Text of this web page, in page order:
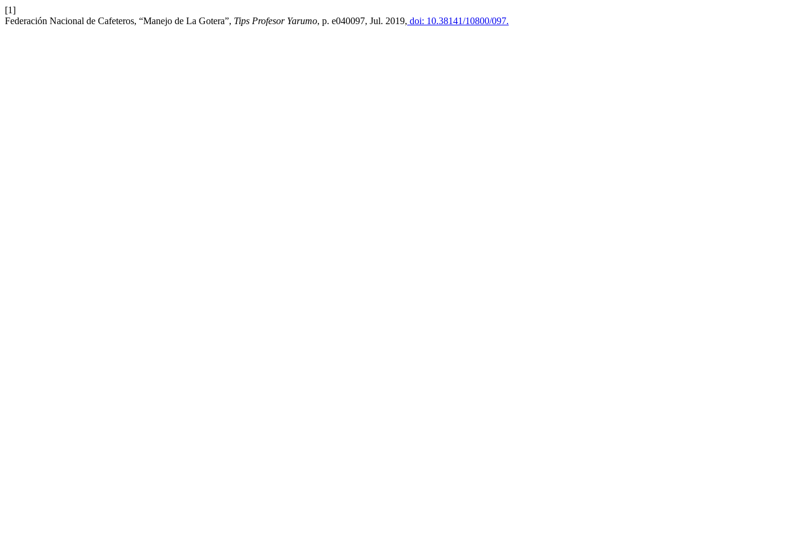
[1]
Federación Nacional de Cafeteros, “Manejo de La Gotera”, Tips Profesor Yarumo, p. e040097, Jul. 2019, doi: 10.38141/10800/097.